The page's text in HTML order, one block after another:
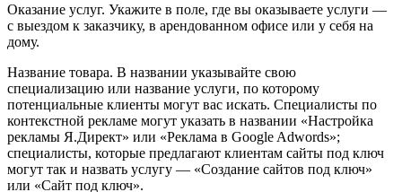
Оказание услуг. Укажите в поле, где вы оказываете услуги —
с выездом к заказчику, в арендованном офисе или у себя на
дому.
Название товара. В названии указывайте свою
специализацию или название услуги, по которому
потенциальные клиенты могут вас искать. Специалисты по
контекстной рекламе могут указать в названии «Настройка
рекламы Я.Директ» или «Реклама в Google Adwords»;
специалисты, которые предлагают клиентам сайты под ключ
могут так и назвать услугу — «Создание сайтов под ключ»
или «Сайт под ключ».